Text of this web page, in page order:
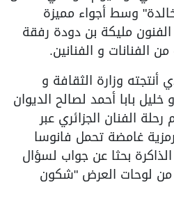
وسط أجواء مميزة
مليكة بن دودة رفقة
الفنانات و الفنانين.
وزارة الثقافة و
بابا أحمد لصالح الديوان
الفنان الجزائري عبر
غامضة تحمل فانوسا
بحثا عن جواب لسؤال
لوحات العرض "شكون